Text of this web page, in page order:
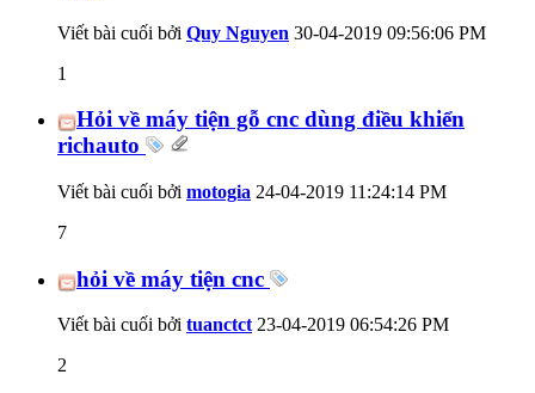
Viết bài cuối bởi Quy Nguyen 30-04-2019 09:56:06 PM
1
Hỏi về máy tiện gỗ cnc dùng điều khiển
richauto
Viết bài cuối bởi motogia 24-04-2019 11:24:14 PM
7
hỏi về máy tiện cnc
Viết bài cuối bởi tuanctct23-04-2019 06:54:26 PM
2